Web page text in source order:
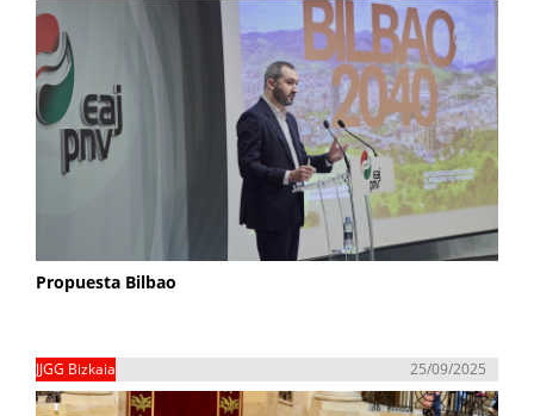
Propuesta Bilbao
JJGG Bizkaia 25/09/2025